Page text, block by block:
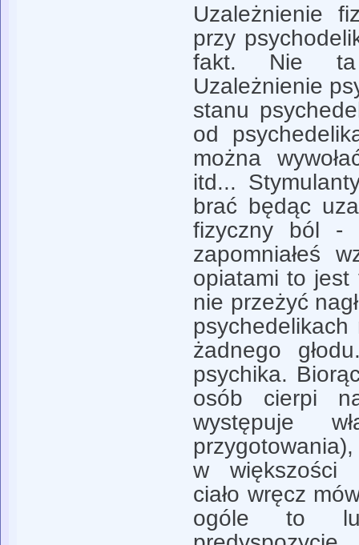
Uzależnienie
przy
fakt. Nie ta
Uzależnienie
stanu
od
można
itd...
brać będąc
fizyczny ból
zapomniałeś
opiatami to jest
nie przeżyć
żadnego
psychika.
osób cierpi
występuje
w większości
ciało wręcz
ogóle to